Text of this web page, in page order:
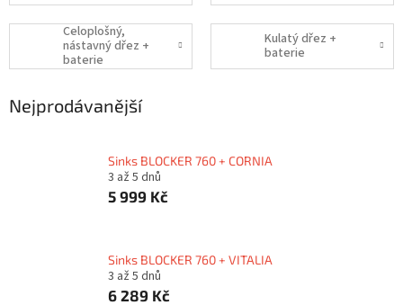
Celoplošný,
nástavný dřez +
baterie
Kulatý dřez +
baterie
Nejprodávanější
Sinks BLOCKER 760 + CORNIA
3 až 5 dnů
5 999 Kč
Sinks BLOCKER 760 + VITALIA
3 až 5 dnů
6 289 Kč